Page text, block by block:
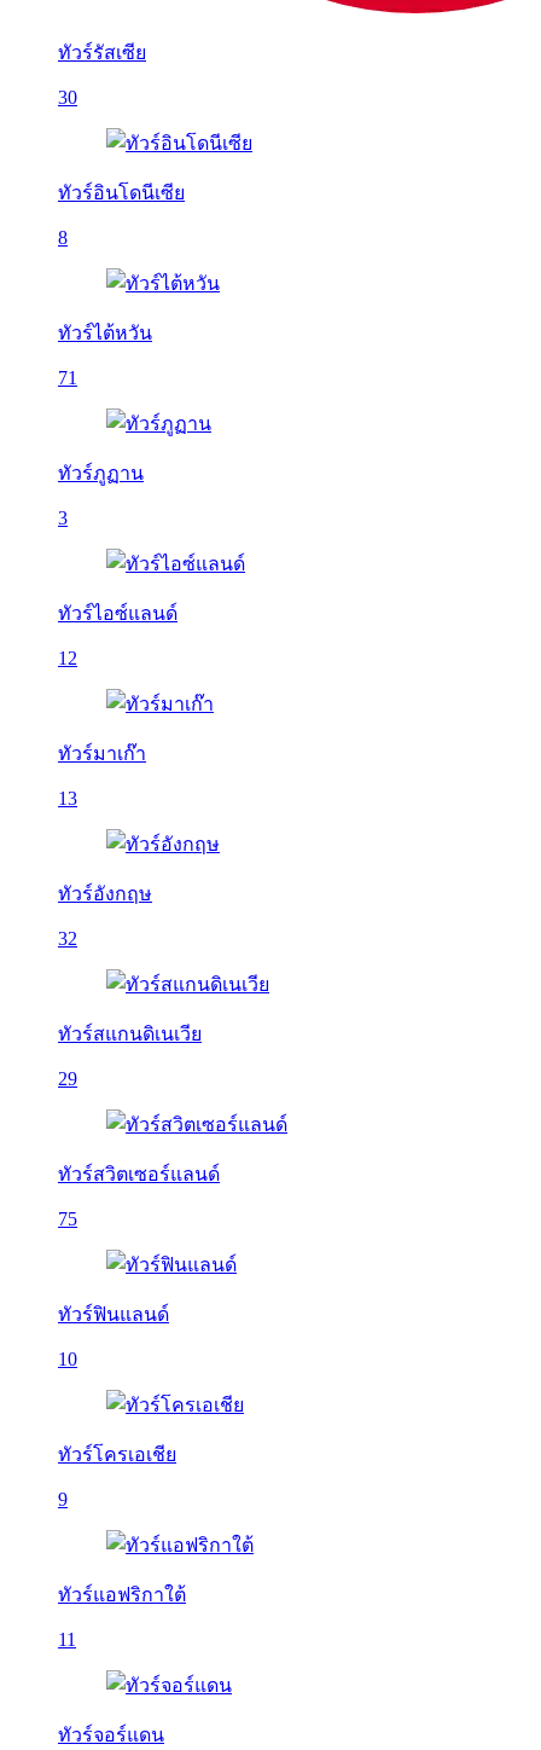
ทัวร์รัสเซีย
30
ทัวร์อินโดนีเซีย
8
ทัวร์ไต้หวัน
71
ทัวร์ภูฏาน
3
ทัวร์ไอซ์แลนด์
12
ทัวร์มาเก๊า
13
ทัวร์อังกฤษ
32
ทัวร์สแกนดิเนเวีย
29
ทัวร์สวิตเซอร์แลนด์
75
ทัวร์ฟินแลนด์
10
ทัวร์โครเอเชีย
9
ทัวร์แอฟริกาใต้
11
ทัวร์จอร์แดน